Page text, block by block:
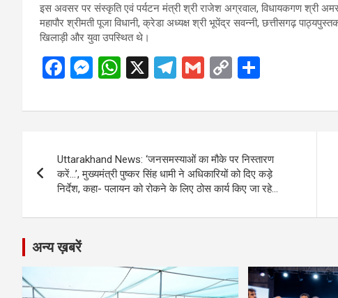
इस अवसर पर संस्कृति एवं पर्यटन मंत्री श्री राजेश अग्रवाल, विधायकगण श्री
महापौर श्रीमती पूजा विधानी, क्रेडा अध्यक्ष श्री भूपेंद्र सवन्नी, छत्तीसगढ़
खिलाड़ी और युवा उपस्थित थे।
F
ce
o
o
k
M
se
g
er
W
at
A
p
p
X
T
e
a
m
G
ail
C
py
n
k
ar
navigation
Uttarakhand News: ‘जनसमस्याओं का मौके पर निस्तारण
करें…’, मुख्यमंत्री पुष्कर सिंह धामी ने अधिकारियों को दिए कड़े
निर्देश, कहा- पलायन को रोकने के लिए ठोस कार्य किए जा रहे…
अन्य ख़बरें